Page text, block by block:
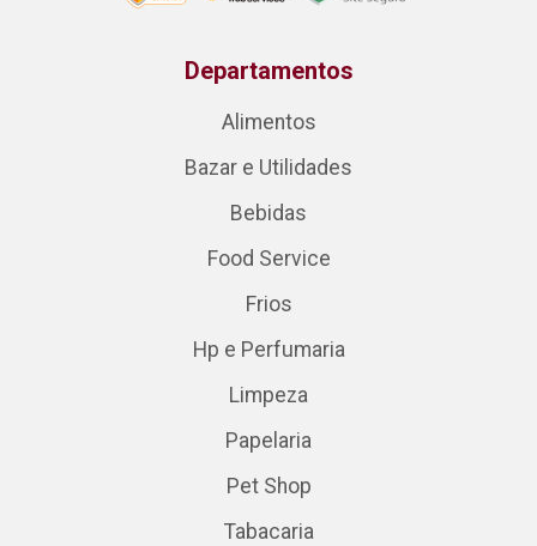
Departamentos
Alimentos
Bazar e Utilidades
Bebidas
Food Service
Frios
Hp e Perfumaria
Limpeza
Papelaria
Pet Shop
Tabacaria